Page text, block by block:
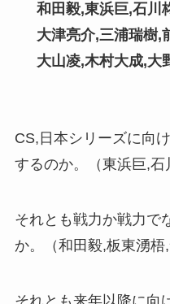
和田毅,東浜巨,石川
大津亮介,三浦瑞樹,
大山凌,木村大成,大
CS,日本シリーズに向け
するのか。（東浜巨,石
それとも戦力か戦力で
か。（和田毅,板東湧梧,
それとも来年以降に向